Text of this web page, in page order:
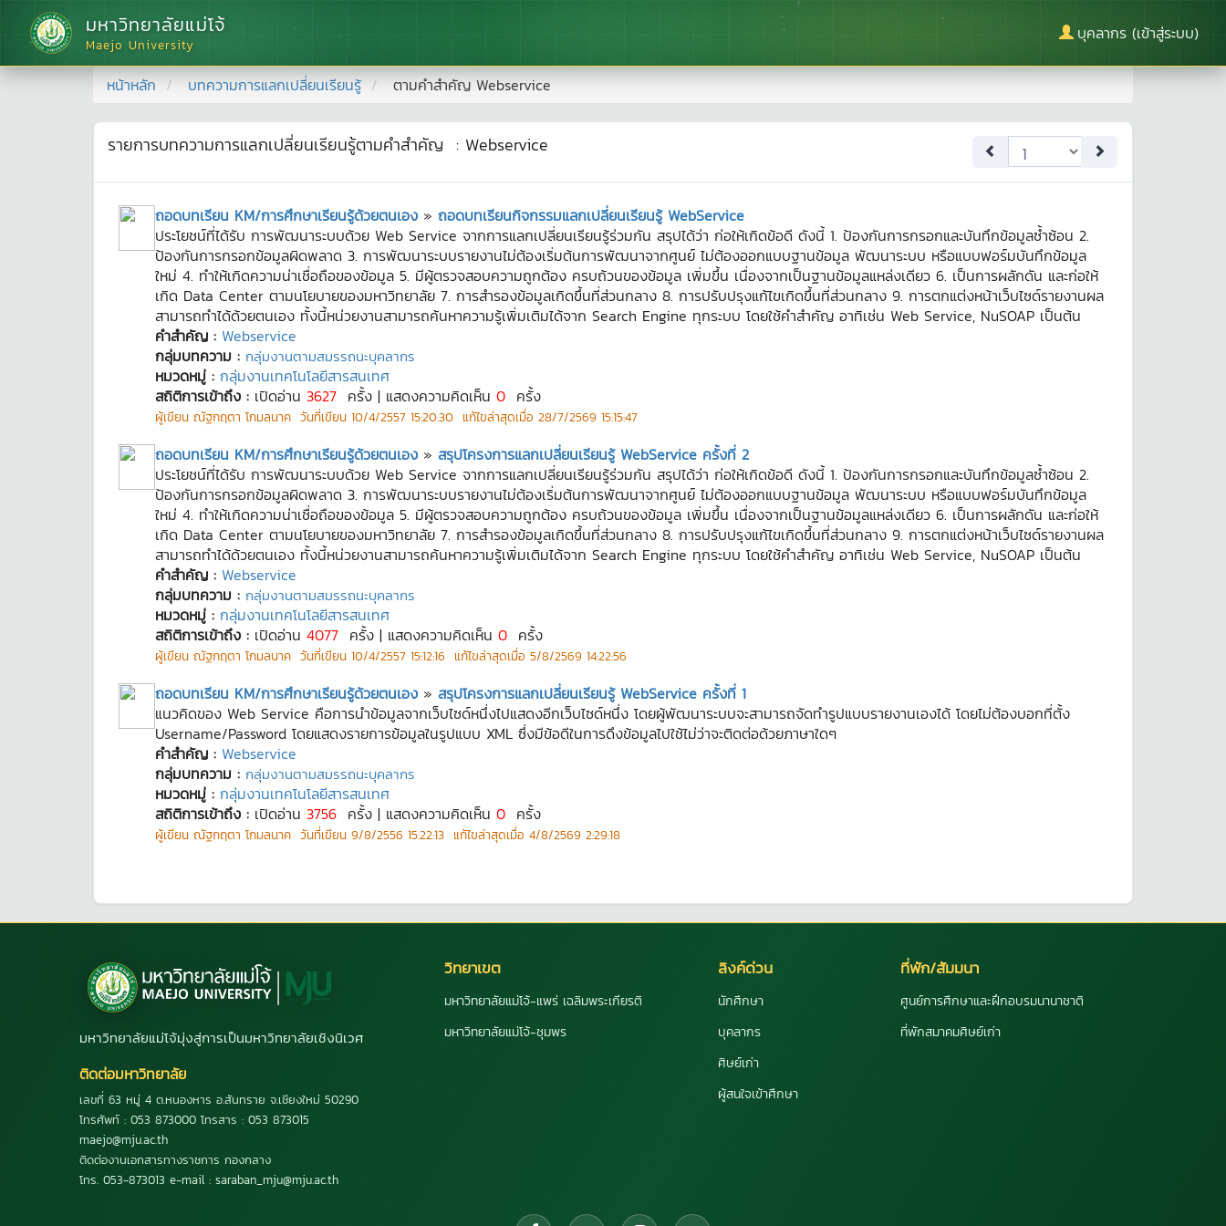
มหาวิทยาลัยแม่โจ้
Maejo University
บุคลากร (เข้าสู่ระบบ)
หน้าหลัก บทความการแลกเปลี่ยนเรียนรู้ ตามคำสำคัญ Webservice
รายการบทความการแลกเปลี่ยนเรียนรู้ตามคำสำคัญ : Webservice
ถอดบทเรียน KM/การศึกษาเรียนรู้ด้วยตนเอง » ถอดบทเรียนกิจกรรมแลกเปลี่ยนเรียนรู้ WebService
ประโยชน์ที่ได้รับ การพัฒนาระบบด้วย Web Service จากการแลกเปลี่ยนเรียนรู้ร่วมกัน สรุปได้ว่า ก่อให้เกิดข้อดี ดังนี้ 1. ป้องกันการกรอกและบันทึกข้อมูลซ้ำซ้อน 2.
ป้องกันการกรอกข้อมูลผิดพลาด 3. การพัฒนาระบบรายงานไม่ต้องเริ่มต้นการพัฒนาจากศูนย์ ไม่ต้องออกแบบฐานข้อมูล พัฒนาระบบ หรือแบบฟอร์มบันทึกข้อมูล
ใหม่ 4. ทำให้เกิดความน่าเชื่อถือของข้อมูล 5. มีผู้ตรวจสอบความถูกต้อง ครบถ้วนของข้อมูล เพิ่มขึ้น เนื่องจากเป็นฐานข้อมูลแหล่งเดียว 6. เป็นการผลักดัน และก่อให้
เกิด Data Center ตามนโยบายของมหาวิทยาลัย 7. การสำรองข้อมูลเกิดขึ้นที่ส่วนกลาง 8. การปรับปรุงแก้ไขเกิดขึ้นที่ส่วนกลาง 9. การตกแต่งหน้าเว็บไซด์รายงานผล
สามารถทำได้ด้วยตนเอง ทั้งนี้หน่วยงานสามารถค้นหาความรู้เพิ่มเติมได้จาก Search Engine ทุกระบบ โดยใช้คำสำคัญ อาทิเช่น Web Service, NuSOAP เป็นต้น
คำสำคัญ : Webservice
กลุ่มบทความ : กลุ่มงานตามสมรรถนะบุคลากร
หมวดหมู่ : กลุ่มงานเทคโนโลยีสารสนเทศ
สถิติการเข้าถึง : เปิดอ่าน 3627 ครั้ง | แสดงความคิดเห็น 0 ครั้ง
ผู้เขียน ณัฐกฤตา โกมลนาค วันที่เขียน 10/4/2557 15:20:30 แก้ไขล่าสุดเมื่อ 28/7/2569 15:15:47
ถอดบทเรียน KM/การศึกษาเรียนรู้ด้วยตนเอง » สรุปโครงการแลกเปลี่ยนเรียนรู้ WebService ครั้งที่ 2
ประโยชน์ที่ได้รับ การพัฒนาระบบด้วย Web Service จากการแลกเปลี่ยนเรียนรู้ร่วมกัน สรุปได้ว่า ก่อให้เกิดข้อดี ดังนี้ 1. ป้องกันการกรอกและบันทึกข้อมูลซ้ำซ้อน 2.
ป้องกันการกรอกข้อมูลผิดพลาด 3. การพัฒนาระบบรายงานไม่ต้องเริ่มต้นการพัฒนาจากศูนย์ ไม่ต้องออกแบบฐานข้อมูล พัฒนาระบบ หรือแบบฟอร์มบันทึกข้อมูล
ใหม่ 4. ทำให้เกิดความน่าเชื่อถือของข้อมูล 5. มีผู้ตรวจสอบความถูกต้อง ครบถ้วนของข้อมูล เพิ่มขึ้น เนื่องจากเป็นฐานข้อมูลแหล่งเดียว 6. เป็นการผลักดัน และก่อให้
เกิด Data Center ตามนโยบายของมหาวิทยาลัย 7. การสำรองข้อมูลเกิดขึ้นที่ส่วนกลาง 8. การปรับปรุงแก้ไขเกิดขึ้นที่ส่วนกลาง 9. การตกแต่งหน้าเว็บไซด์รายงานผล
สามารถทำได้ด้วยตนเอง ทั้งนี้หน่วยงานสามารถค้นหาความรู้เพิ่มเติมได้จาก Search Engine ทุกระบบ โดยใช้คำสำคัญ อาทิเช่น Web Service, NuSOAP เป็นต้น
คำสำคัญ : Webservice
กลุ่มบทความ : กลุ่มงานตามสมรรถนะบุคลากร
หมวดหมู่ : กลุ่มงานเทคโนโลยีสารสนเทศ
สถิติการเข้าถึง : เปิดอ่าน 4077 ครั้ง | แสดงความคิดเห็น 0 ครั้ง
ผู้เขียน ณัฐกฤตา โกมลนาค วันที่เขียน 10/4/2557 15:12:16 แก้ไขล่าสุดเมื่อ 5/8/2569 14:22:56
ถอดบทเรียน KM/การศึกษาเรียนรู้ด้วยตนเอง » สรุปโครงการแลกเปลี่ยนเรียนรู้ WebService ครั้งที่ 1
แนวคิดของ Web Service คือการนำข้อมูลจากเว็บไซด์หนึ่งไปแสดงอีกเว็บไซด์หนึ่ง โดยผู้พัฒนาระบบจะสามารถจัดทำรูปแบบรายงานเองได้ โดยไม่ต้องบอกที่ตั้ง
Username/Password โดยแสดงรายการข้อมูลในรูปแบบ XML ซึ่งมีข้อดีในการดึงข้อมูลไปใช้ไม่ว่าจะติดต่อด้วยภาษาใดๆ
คำสำคัญ : Webservice
กลุ่มบทความ : กลุ่มงานตามสมรรถนะบุคลากร
หมวดหมู่ : กลุ่มงานเทคโนโลยีสารสนเทศ
สถิติการเข้าถึง : เปิดอ่าน 3756 ครั้ง | แสดงความคิดเห็น 0 ครั้ง
ผู้เขียน ณัฐกฤตา โกมลนาค วันที่เขียน 9/8/2556 15:22:13 แก้ไขล่าสุดเมื่อ 4/8/2569 2:29:18
มหาวิทยาลัยแม่โจ้มุ่งสู่การเป็นมหาวิทยาลัยเชิงนิเวศ
ติดต่อมหาวิทยาลัย
เลขที่ 63 หมู่ 4 ต.หนองหาร อ.สันทราย จ.เชียงใหม่ 50290
โทรศัพท์ : 053 873000 โทรสาร : 053 873015
maejo@mju.ac.th
ติดต่องานเอกสารทางราชการ กองกลาง
โทร. 053-873013 e-mail : saraban_mju@mju.ac.th
วิทยาเขต
มหาวิทยาลัยแม่โจ้-แพร่ เฉลิมพระเกียรติ
มหาวิทยาลัยแม่โจ้-ชุมพร
ลิงค์ด่วน
นักศึกษา
บุคลากร
ศิษย์เก่า
ผู้สนใจเข้าศึกษา
ที่พัก/สัมมนา
ศูนย์การศึกษาและฝึกอบรมนานาชาติ
ที่พักสมาคมศิษย์เก่า